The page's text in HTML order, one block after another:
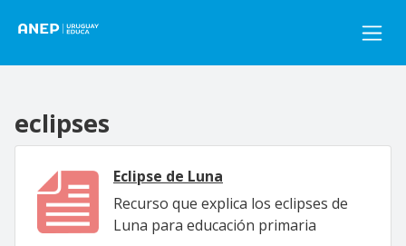
eclipses
Eclipse de Luna
Recurso que explica los eclipses de
Luna para educación primaria